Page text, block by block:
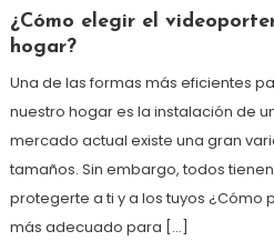
¿Cómo elegir el
hogar?
Una de las formas más eficientes
nuestro hogar es la instalación de
mercado actual existe una gran
tamaños. Sin embargo, todos
protegerte a ti y a los tuyos ¿Cómo
más adecuado para […]